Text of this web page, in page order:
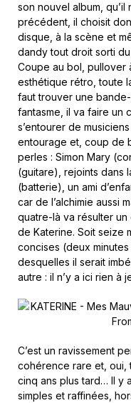
son nouvel album,
précédent, il choisit
disque, à la scène et
dandy tout droit sorti du
Coupe au bol, pullover
esthétique rétro, toute
faut trouver une
fantasme, il va faire un
s’entourer de
entourage et, coup de
perles : Simon Mary
(guitare), rejoints dans
(batterie), un ami
car de l’alchimie aussi
quatre-là va résulter
de Katerine. Soit seize
concises (deux
desquelles il serait
autre : il n’y a ici rien à
C’est un ravissement
cohérence rare et, oui,
cinq ans plus tard… Il y
simples et raffinées,